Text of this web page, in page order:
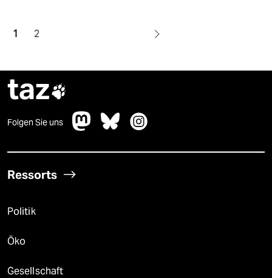
1 2
taz
Folgen Sie uns
Ressorts
Politik
Öko
Gesellschaft